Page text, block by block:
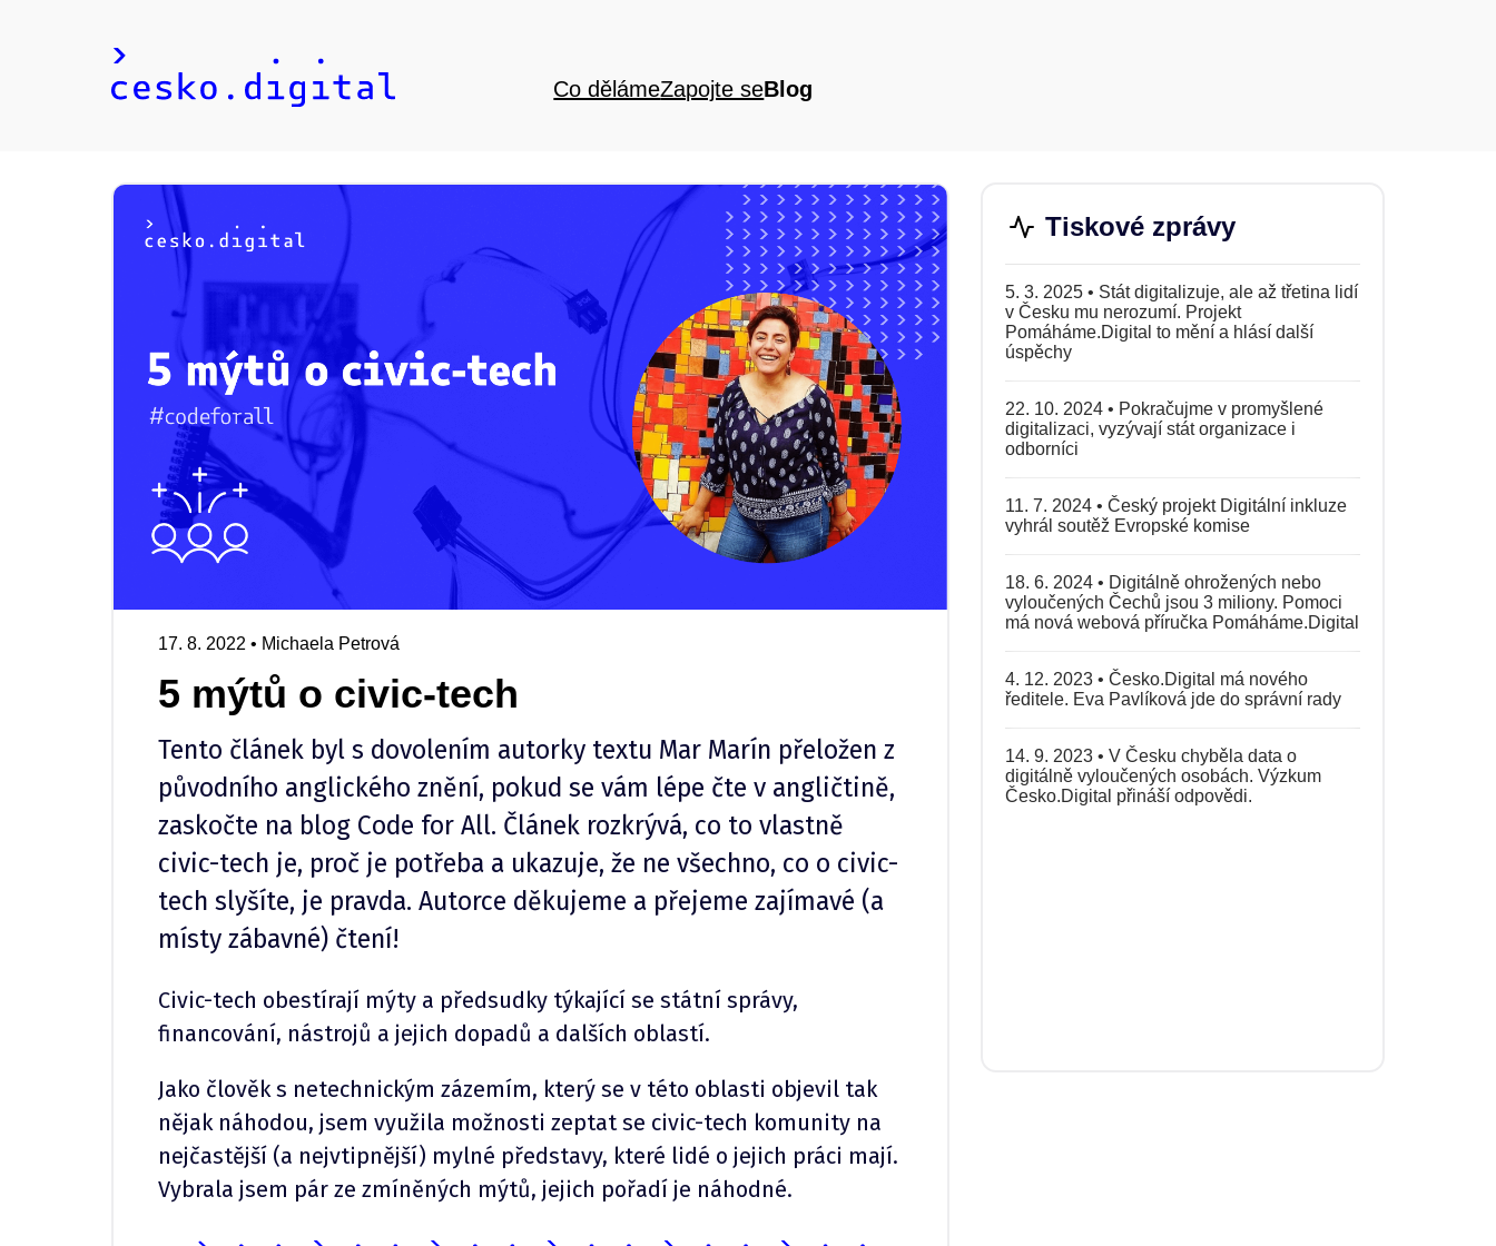
Co dělámeZapojte seBlog
17. 8. 2022 • Michaela Petrová
5 mýtů o civic-tech
Tento článek byl s dovolením autorky textu Mar Marín přeložen z
původního anglického znění, pokud se vám lépe čte v angličtině,
zaskočte na blog Code for All. Článek rozkrývá, co to vlastně
civic-tech je, proč je potřeba a ukazuje, že ne všechno, co o civic-
tech slyšíte, je pravda. Autorce děkujeme a přejeme zajímavé (a
místy zábavné) čtení!
Civic-tech obestírají mýty a předsudky týkající se státní správy,
financování, nástrojů a jejich dopadů a dalších oblastí.
Jako člověk s netechnickým zázemím, který se v této oblasti objevil tak
nějak náhodou, jsem využila možnosti zeptat se civic-tech komunity na
nejčastější (a nejvtipnější) mylné představy, které lidé o jejich práci mají.
Vybrala jsem pár ze zmíněných mýtů, jejich pořadí je náhodné.
Tiskové zprávy
5. 3. 2025 • Stát digitalizuje, ale až třetina lidí
v Česku mu nerozumí. Projekt
Pomáháme.Digital to mění a hlásí další
úspěchy
22. 10. 2024 • Pokračujme v promyšlené
digitalizaci, vyzývají stát organizace i
odborníci
11. 7. 2024 •Český projekt Digitální inkluze
vyhrál soutěž Evropské komise
18. 6. 2024 • Digitálně ohrožených nebo
vyloučených Čechů jsou 3 miliony. Pomoci
má nová webová příručka Pomáháme.Digital
4. 12. 2023 •Česko.Digital má nového
ředitele. Eva Pavlíková jde do správní rady
14. 9. 2023 •V Česku chyběla data o
digitálně vyloučených osobách. Výzkum
Česko.Digital přináší odpovědi.